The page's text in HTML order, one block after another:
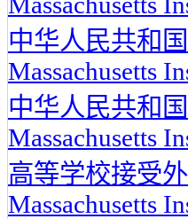
中华人民共和
Massachusetts
中华人民共和
Massachusetts
高等学校接受
Massachusetts